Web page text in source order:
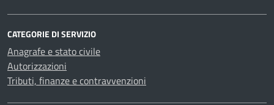
CATEGORIE DI SERVIZIO
Anagrafe e stato civile
Autorizzazioni
Tributi, finanze e contravvenzioni